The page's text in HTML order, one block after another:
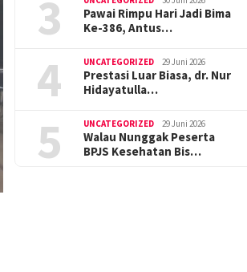
3
Pawai Rimpu Hari Jadi Bima
Ke-386, Antus…
4 UNCATEGORIZED 29 Juni 2026
Prestasi Luar Biasa, dr. Nur
Hidayatulla…
5 UNCATEGORIZED 29 Juni 2026
Walau Nunggak Peserta
BPJS Kesehatan Bis…